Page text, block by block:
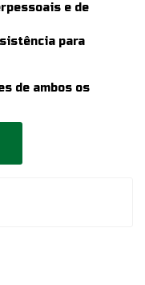
e de
para
de ambos os